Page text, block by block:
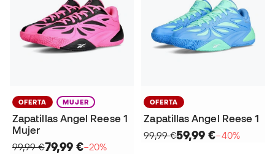
OFERTA MUJER
Zapatillas Angel Reese 1
Mujer
99,99 €79,99 €−20%
OFERTA
Zapatillas Angel Reese 1
99,99 €59,99 €−40%